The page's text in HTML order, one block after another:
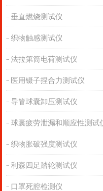
垂直燃烧测试仪
织物触感测试仪
法拉第筒电荷测试仪
医用镊子捏合力测试仪
导管球囊卸压测试仪
球囊疲劳泄漏和顺应性测试
织物胀破强度测试仪
利森四足踏轮测试仪
口罩死腔检测仪